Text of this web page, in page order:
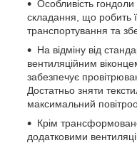
Особливість
складання, що робить
транспортування та
На відміну від
вентиляційним
забезпечує
Достатньо зняти
максимальний
Крім
додатковими